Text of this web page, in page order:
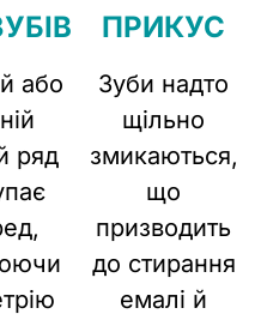
або
ряд
ПРИКУС
Зуби надто
щільно
змикаються,
що
призводить
до стирання
емалі й